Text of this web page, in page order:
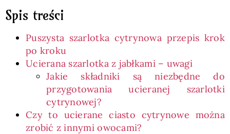
Spis treści
Puszysta szarlotka cytrynowa przepis krok
po kroku
Ucierana szarlotka z jabłkami – uwagi
Jakie składniki są niezbędne do
przygotowania ucieranej szarlotki
cytrynowej?
Czy to ucierane ciasto cytrynowe można
zrobić z innymi owocami?